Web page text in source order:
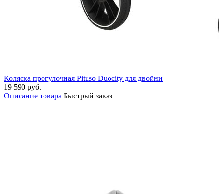
Коляска прогулочная Pituso Duocity для двойни
19 590 руб.
Описание товара Быстрый заказ